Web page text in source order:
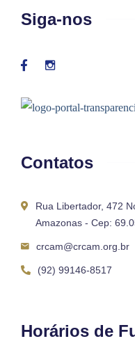
Siga-nos
Contatos
Rua Libertador, 472
Amazonas - Cep:
crcam@crcam.org.br
(92) 99146-8517
Horários de